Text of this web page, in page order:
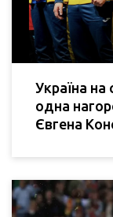
Україна на
одна
Євгена